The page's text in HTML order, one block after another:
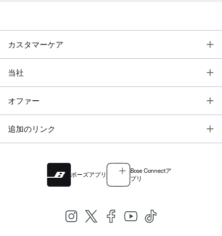
カスタマーケア
当社
オファー
追加のリンク
ボーズアプリ
Bose Connectア
プリ